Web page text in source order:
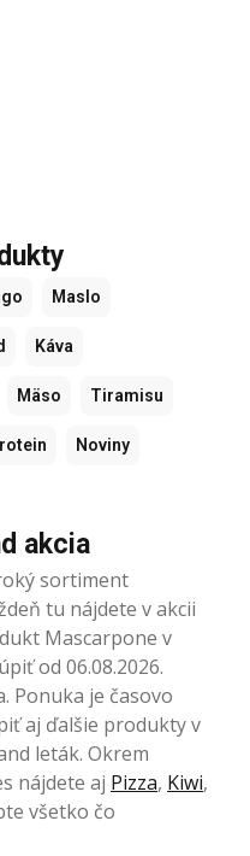
Maslo
Káva
Mäso Tiramisu
Noviny
akcia
sortiment
tu nájdete v akcii
Mascarpone v
od 06.08.2026.
Ponuka je časovo
aj ďalšie produkty v
leták. Okrem
nájdete aj Pizza, Kiwi,
všetko čo